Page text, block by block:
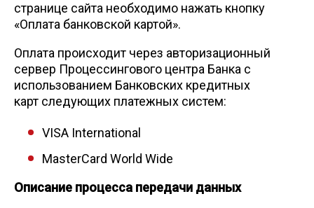
странице сайта необходимо нажать кнопку
«Оплата банковской картой».
Оплата происходит через авторизационный
сервер Процессингового центра Банка с
использованием Банковских кредитных
карт следующих платежных систем:
VISA International
MasterCard World Wide
Описание процесса передачи данных